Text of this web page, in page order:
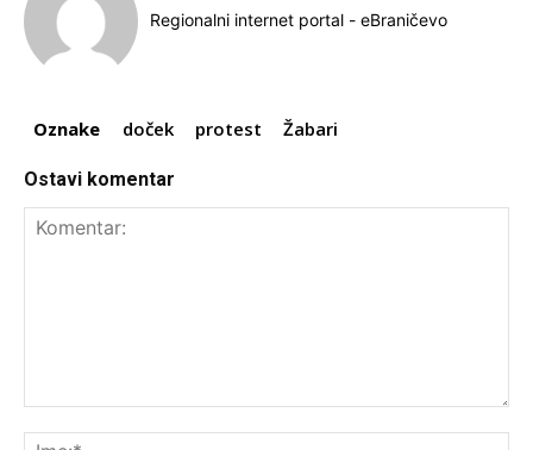
Regionalni internet portal - eBraničevo
Oznake doček protest Žabari
Ostavi komentar